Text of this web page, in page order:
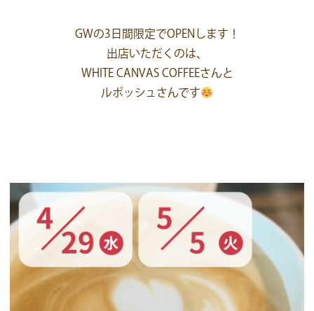
GWの3日間限定でOPENします！
出店いただくのは、
WHITE CANVAS COFFEEさんと
ルポッシュさんです